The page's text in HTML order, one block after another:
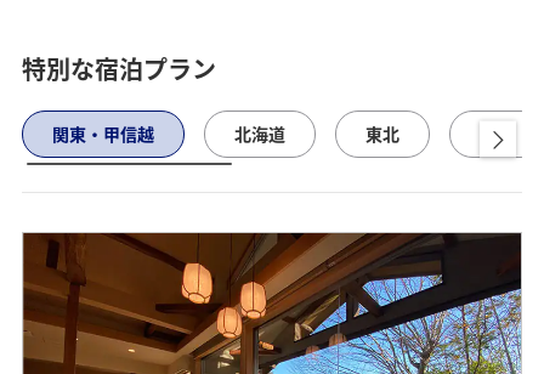
特別な宿泊プラン
関東・甲信越 北海道 東北 北陸